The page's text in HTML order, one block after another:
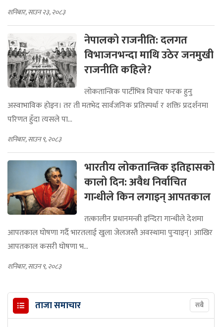
शनिबार, साउन २३, २०८३
नेपालको राजनीति: दलगत
विभाजनभन्दा माथि उठेर जनमुखी
राजनीति कहिले?
लोकतान्त्रिक पार्टीभित्र विचार फरक हुनु
अस्वाभाविक होइन। तर ती मतभेद सार्वजनिक प्रतिस्पर्धा र शक्ति प्रदर्शनमा
परिणत हुँदा त्यसले पा...
शनिबार, साउन ९, २०८३
भारतीय लोकतान्त्रिक इतिहासको
कालो दिन: अवैध निर्वाचित
गान्धीले किन लगाइन् आपतकाल
तत्कालीन प्रधानमन्त्री इन्दिरा गान्धीले देशमा
आपतकाल घोषणा गर्दै भारतलाई खुला जेलजस्तै अवस्थामा पुर्‍याइन्। आखिर
आपतकाल कसरी घोषणा भ...
शनिबार, साउन ९, २०८३
ताजा समाचार सबै